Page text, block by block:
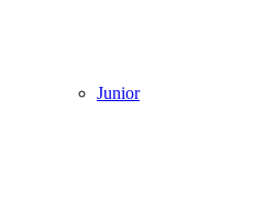
Junior